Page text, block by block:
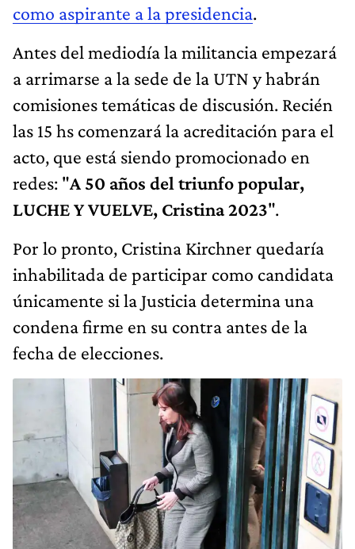
como aspirante a la presidencia.
Antes del mediodía la militancia empezará
a arrimarse a la sede de la UTN y habrán
comisiones temáticas de discusión. Recién
las 15 hs comenzará la acreditación para el
acto, que está siendo promocionado en
redes: "A 50 años del triunfo popular,
LUCHE Y VUELVE, Cristina 2023".
Por lo pronto, Cristina Kirchner quedaría
inhabilitada de participar como candidata
únicamente si la Justicia determina una
condena firme en su contra antes de la
fecha de elecciones.